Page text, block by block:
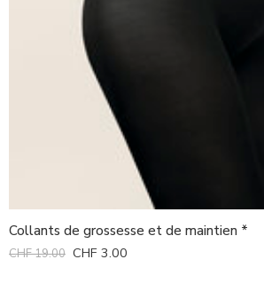
Collants de grossesse et de maintien *
CHF19.00 CHF 3.00